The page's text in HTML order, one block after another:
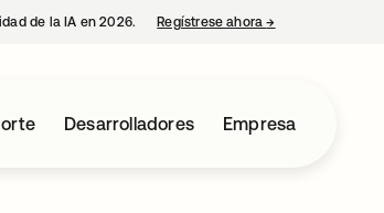
de la IA en 2026. Regístrese ahora→ se abre en una
Desarrolladores Empresa